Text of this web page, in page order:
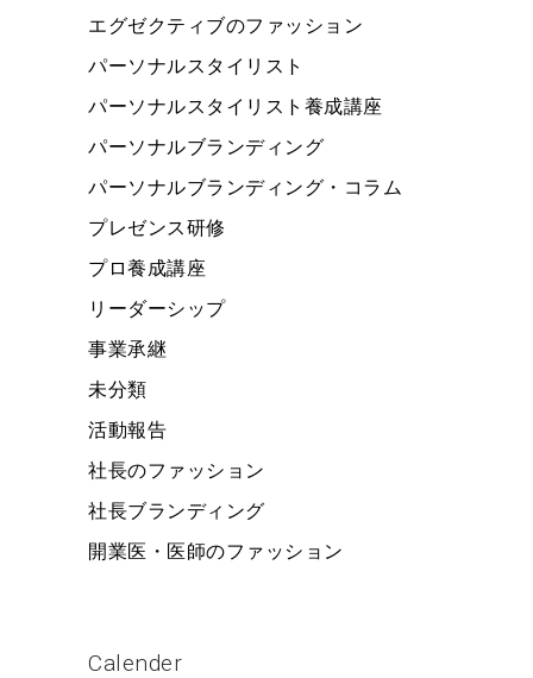
エグゼクティブのファッション
パーソナルスタイリスト
パーソナルスタイリスト養成講座
パーソナルブランディング
パーソナルブランディング・コラム
プレゼンス研修
プロ養成講座
リーダーシップ
事業承継
未分類
活動報告
社長のファッション
社長ブランディング
開業医・医師のファッション
Calender